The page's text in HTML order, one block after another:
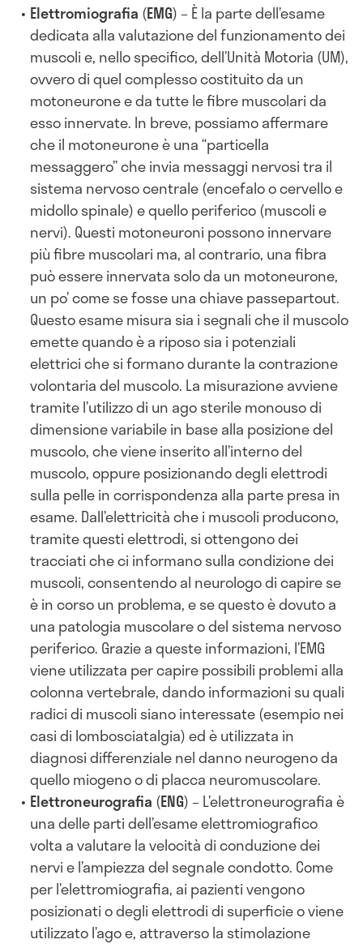
Elettromiografia (EMG) – È la parte dell’esame
dedicata alla valutazione del funzionamento dei
muscoli e, nello specifico, dell’Unità Motoria (UM),
ovvero di quel complesso costituito da un
motoneurone e da tutte le fibre muscolari da
esso innervate. In breve, possiamo affermare
che il motoneurone è una “particella
messaggero” che invia messaggi nervosi tra il
sistema nervoso centrale (encefalo o cervello e
midollo spinale) e quello periferico (muscoli e
nervi). Questi motoneuroni possono innervare
più fibre muscolari ma, al contrario, una fibra
può essere innervata solo da un motoneurone,
un po’ come se fosse una chiave passepartout.
Questo esame misura sia i segnali che il muscolo
emette quando è a riposo sia i potenziali
elettrici che si formano durante la contrazione
volontaria del muscolo. La misurazione avviene
tramite l’utilizzo di un ago sterile monouso di
dimensione variabile in base alla posizione del
muscolo, che viene inserito all’interno del
muscolo, oppure posizionando degli elettrodi
sulla pelle in corrispondenza alla parte presa in
esame. Dall’elettricità che i muscoli producono,
tramite questi elettrodi, si ottengono dei
tracciati che ci informano sulla condizione dei
muscoli, consentendo al neurologo di capire se
è in corso un problema, e se questo è dovuto a
una patologia muscolare o del sistema nervoso
periferico. Grazie a queste informazioni, l’EMG
viene utilizzata per capire possibili problemi alla
colonna vertebrale, dando informazioni su quali
radici di muscoli siano interessate (esempio nei
casi di lombosciatalgia) ed è utilizzata in
diagnosi differenziale nel danno neurogeno da
quello miogeno o di placca neuromuscolare.
Elettroneurografia (ENG) – L’elettroneurografia è
una delle parti dell’esame elettromiografico
volta a valutare la velocità di conduzione dei
nervi e l’ampiezza del segnale condotto. Come
per l’elettromiografia, ai pazienti vengono
posizionati o degli elettrodi di superficie o viene
utilizzato l’ago e, attraverso la stimolazione